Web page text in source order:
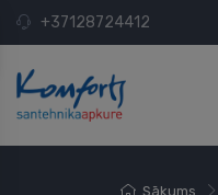
+37128724412
Sākums